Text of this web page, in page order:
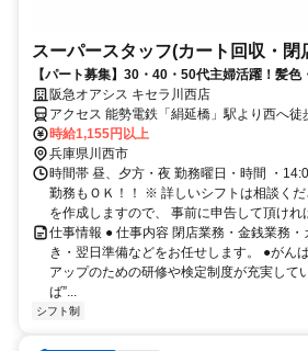
スーパースタッフ(カート回収・閉
【パート募集】30・40・50代主婦活躍！髪
由！(規定有)
阪急オアシス キセラ川西店
アクセス 能勢電鉄「絹延橋」駅より西へ徒
時給1,155円以上
兵庫県川西市
時間帯 昼、夕方・夜 勤務曜日・時間 ・
勤務もＯＫ！！ ※ 詳しいシフトは相談く
を作成しますので、 事前に申告して頂けれ
仕事情報 ● 仕事内容 閉店業務・金銭業務・
き・翌日準備などをお任せします。 ●がん
アップのための研修や検定制度が充実して
ば”...
シフト制